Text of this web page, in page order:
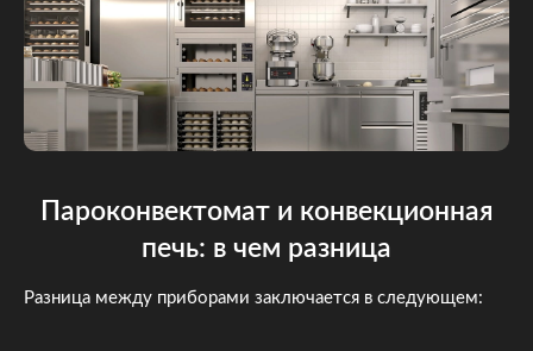
Пароконвектомат и конвекционная
печь: в чем разница
Разница между приборами заключается в следующем: